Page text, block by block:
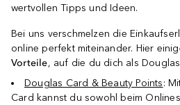
wertvollen Tipps und Ideen.
Bei uns verschmelzen die
online perfekt miteinander. Hier
Vorteile, auf die du dich als
Douglas Card & Beauty Points:
Card kannst du sowohl beim